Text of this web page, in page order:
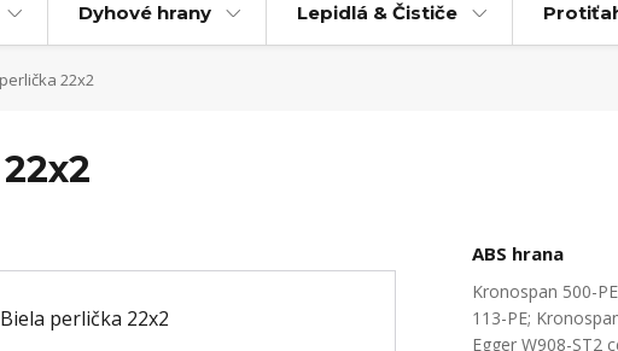
Dyhové hrany Lepidlá & Čističe
22x2
ABS hrana
Kronospan 500-
113-PE;
Egger W908-ST2